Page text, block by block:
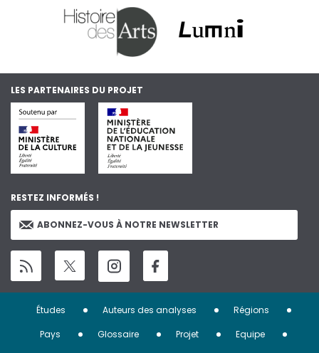
LES PARTENAIRES DU PROJET
RESTEZ INFORMÉS !
ABONNEZ-VOUS À NOTRE NEWSLETTER
Menu
Pied
Études Auteurs des analyses
Régions
Pays
Glossaire Projet
Equipe